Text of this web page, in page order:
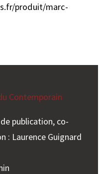
produit/marc-
Contemporain
publication, co-
: Laurence Guignard